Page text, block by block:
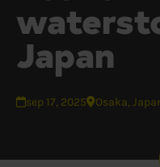
Japan
sep 17, 2025 Osaka,